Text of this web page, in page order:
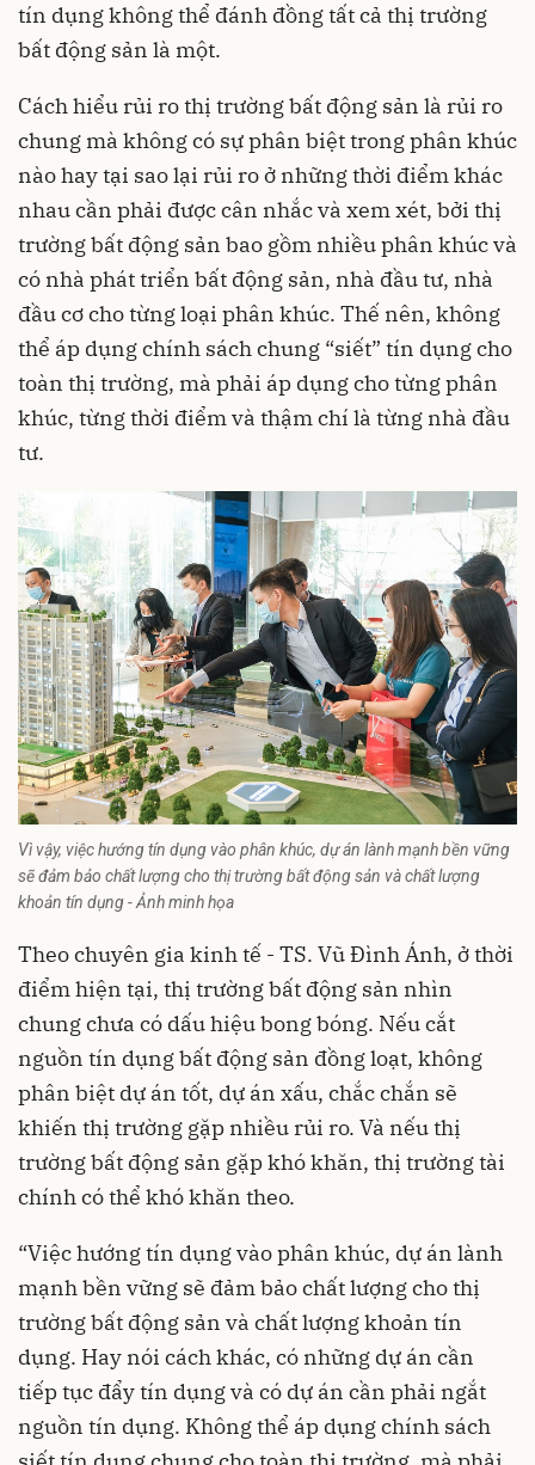
tín dụng không thể đánh đồng tất cả thị trường
bất động sản là một.
Cách hiểu rủi ro thị trường bất động sản là rủi ro
chung mà không có sự phân biệt trong phân khúc
nào hay tại sao lại rủi ro ở những thời điểm khác
nhau cần phải được cân nhắc và xem xét, bởi thị
trường bất động sản bao gồm nhiều phân khúc và
có nhà phát triển bất động sản, nhà đầu tư, nhà
đầu cơ cho từng loại phân khúc. Thế nên, không
thể áp dụng chính sách chung “siết” tín dụng cho
toàn thị trường, mà phải áp dụng cho từng phân
khúc, từng thời điểm và thậm chí là từng nhà đầu
tư.
Vì vậy, việc hướng tín dụng vào phân khúc, dự án lành mạnh bền vững
sẽ đảm bảo chất lượng cho thị trường bất động sản và chất lượng
khoản tín dụng - Ảnh minh họa
Theo chuyên gia kinh tế - TS. Vũ Đình Ánh, ở thời
điểm hiện tại, thị trường bất động sản nhìn
chung chưa có dấu hiệu bong bóng. Nếu cắt
nguồn tín dụng bất động sản đồng loạt, không
phân biệt dự án tốt, dự án xấu, chắc chắn sẽ
khiến thị trường gặp nhiều rủi ro. Và nếu thị
trường bất động sản gặp khó khăn, thị trường tài
chính có thể khó khăn theo.
“Việc hướng tín dụng vào phân khúc, dự án lành
mạnh bền vững sẽ đảm bảo chất lượng cho thị
trường bất động sản và chất lượng khoản tín
dụng. Hay nói cách khác, có những dự án cần
tiếp tục đẩy tín dụng và có dự án cần phải ngắt
nguồn tín dụng. Không thể áp dụng chính sách